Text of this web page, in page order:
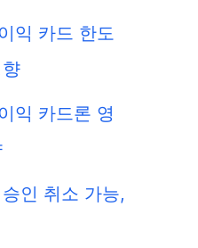
익 카드 한도
익 카드론 영
인 취소 가능,